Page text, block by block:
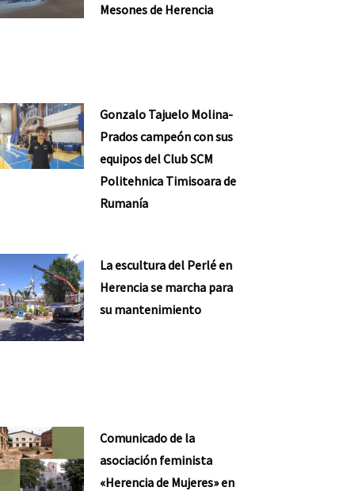
Mesones de Herencia
Gonzalo Tajuelo Molina-
Prados campeón con sus
equipos del Club SCM
Politehnica Timisoara de
Rumanía
La escultura del Perlé en
Herencia se marcha para
su mantenimiento
Comunicado de la
asociación feminista
«Herencia de Mujeres» en